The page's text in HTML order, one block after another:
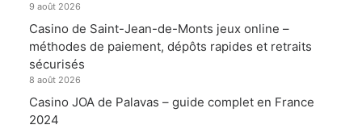
9 août 2026
Casino de Saint-Jean-de-Monts jeux online –
méthodes de paiement, dépôts rapides et retraits
sécurisés
8 août 2026
Casino JOA de Palavas – guide complet en France
2024